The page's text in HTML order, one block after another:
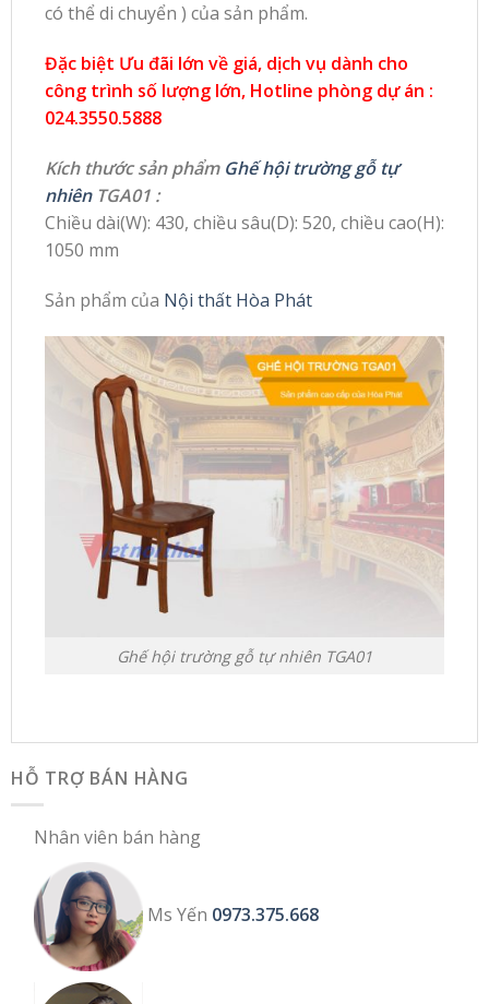
có thể di chuyển ) của sản phẩm.
Đặc biệt Ưu đãi lớn về giá, dịch vụ dành cho
công trình số lượng lớn, Hotline phòng dự án :
024.3550.5888
Kích thước sản phẩm Ghế hội trường gỗ tự
nhiênTGA01 :
Chiều dài(W): 430, chiều sâu(D): 520, chiều cao(H):
1050 mm
Sản phẩm của Nội thất Hòa Phát
Ghế hội trường gỗ tự nhiên TGA01
HỖ TRỢ BÁN HÀNG
Nhân viên bán hàng
Ms Yến 0973.375.668